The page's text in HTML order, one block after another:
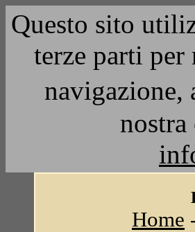
Questo sito
terze parti
Home